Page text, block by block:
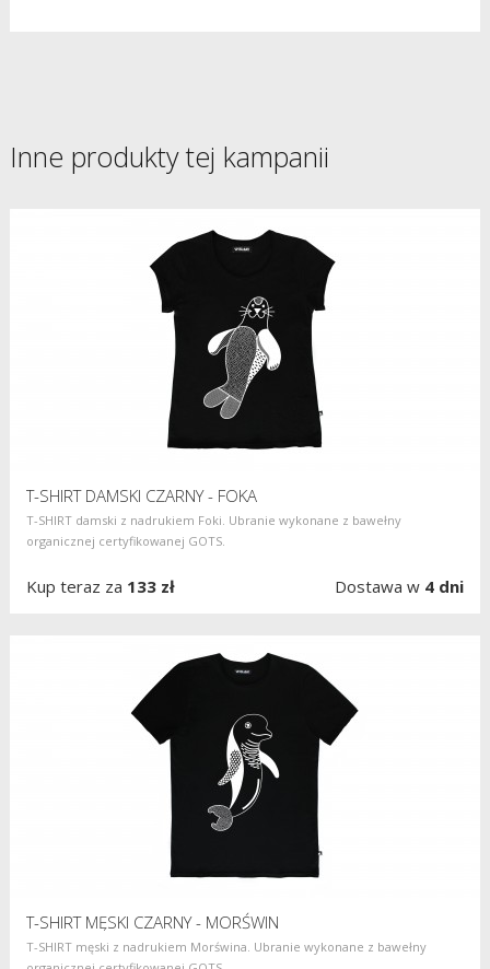
Inne produkty tej kampanii
T-SHIRT DAMSKI CZARNY - FOKA
T-SHIRT damski z nadrukiem Foki. Ubranie wykonane z bawełny
organicznej certyfikowanej GOTS.
Kup teraz za 133 zł Dostawa w 4 dni
T-SHIRT MĘSKI CZARNY - MORŚWIN
T-SHIRT męski z nadrukiem Morświna. Ubranie wykonane z bawełny